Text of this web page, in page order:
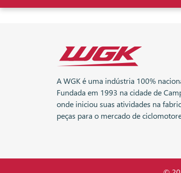
A WGK é uma indústria 100%
Fundada em 1993 na cidade de
onde iniciou suas atividades na
peças para o mercado de